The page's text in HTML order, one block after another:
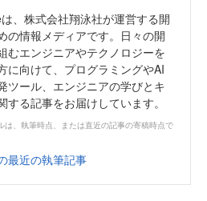
、株式会社翔泳社が運営する開
の情報メディアです。日々の開
むエンジニアやテクノロジーを
に向けて、プログラミングやAI
ツール、エンジニアの学びとキ
する記事をお届けしています。
は、執筆時点、または直近の記事の寄稿時点で
最近の執筆記事